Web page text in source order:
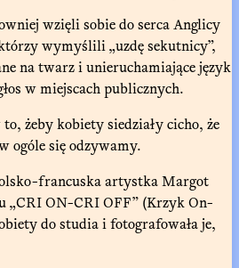
wzięli sobie do serca Anglicy
wymyślili „uzdę sekutnicy”,
na twarz i unieruchamiające język
w miejscach publicznych.
żeby kobiety siedziały cicho, że
ogóle się odzywamy.
francuska artystka Margot
„CRI ON-CRI OFF” (Krzyk On-
do studia i fotografowała je,